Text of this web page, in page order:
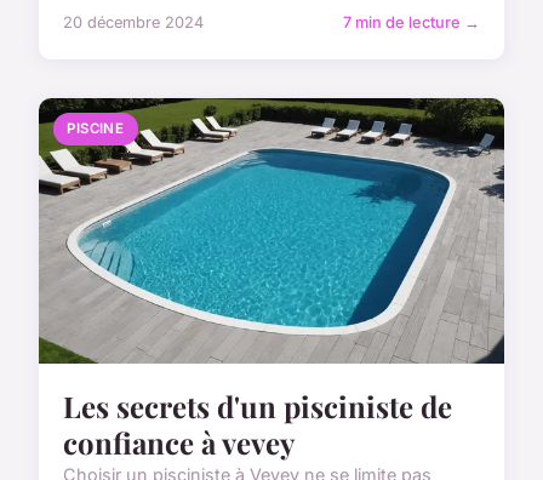
20 décembre 2024 7 min de lecture →
PISCINE
Les secrets d'un pisciniste de
confiance à vevey
Choisir un pisciniste à Vevey ne se limite pas